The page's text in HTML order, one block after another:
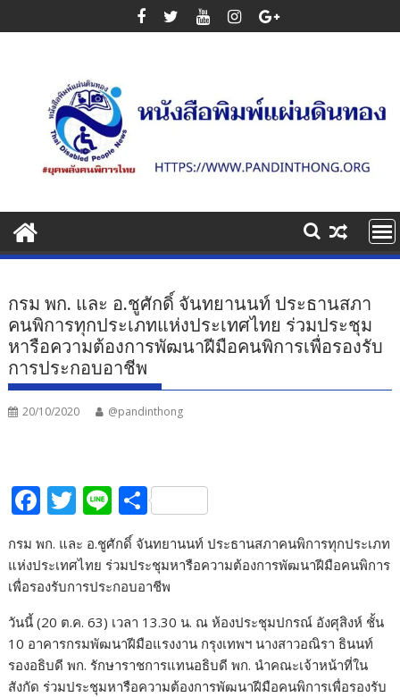
to
กรม พก. และ อ.ชูศักดิ์ จันทยานนท์ ประธานสภา
คนพิการทุกประเภทแห่งประเทศไทย ร่วมประชุม
หารือความต้องการพัฒนาฝีมือคนพิการเพื่อรองรับ
การประกอบอาชีพ
20/10/2020 @pandinthong
F
e
b
o
o
k
T
itt
er
Li
n
e
S
ar
e
กรม พก. และ อ.ชูศักดิ์ จันทยานนท์ ประธานสภาคนพิการทุกประเภท
แห่งประเทศไทย ร่วมประชุมหารือความต้องการพัฒนาฝีมือคนพิการ
เพื่อรองรับการประกอบอาชีพ
วันนี้ (20 ต.ค. 63) เวลา 13.30 น. ณ ห้องประชุมปกรณ์ อังศุสิงห์ ชั้น
10 อาคารกรมพัฒนาฝีมือแรงงาน กรุงเทพฯ นางสาวอณิรา ธินนท์
รองอธิบดี พก. รักษาราชการแทนอธิบดี พก. นำคณะเจ้าหน้าที่ใน
สังกัด ร่วมประชุมหารือความต้องการพัฒนาฝีมือคนพิการเพื่อรองรับ